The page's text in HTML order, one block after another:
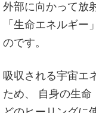
外部に向かって放
「生命エネルギ
のです。
吸収される宇宙エ
ため、 自身の生